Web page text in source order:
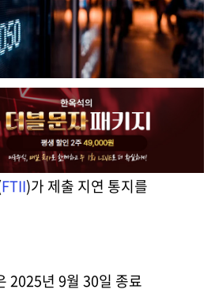
FTII)가 제출 지연 통지를
2025년 9월 30일 종료